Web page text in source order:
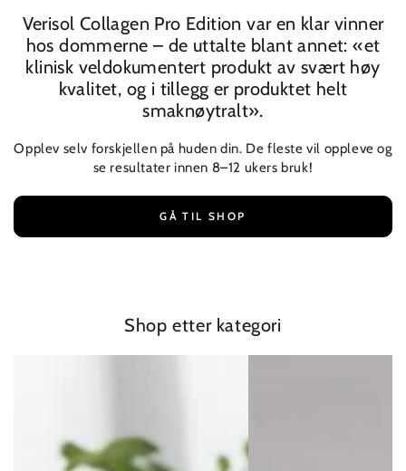
Verisol Collagen Pro Edition var en klar vinner
hos dommerne – de uttalte blant annet: «et
klinisk veldokumentert produkt av svært høy
kvalitet, og i tillegg er produktet helt
smaknøytralt».
Opplev selv forskjellen på huden din. De fleste vil oppleve og
se resultater innen 8–12 ukers bruk!
GÅ TIL SHOP
Shop etter kategori